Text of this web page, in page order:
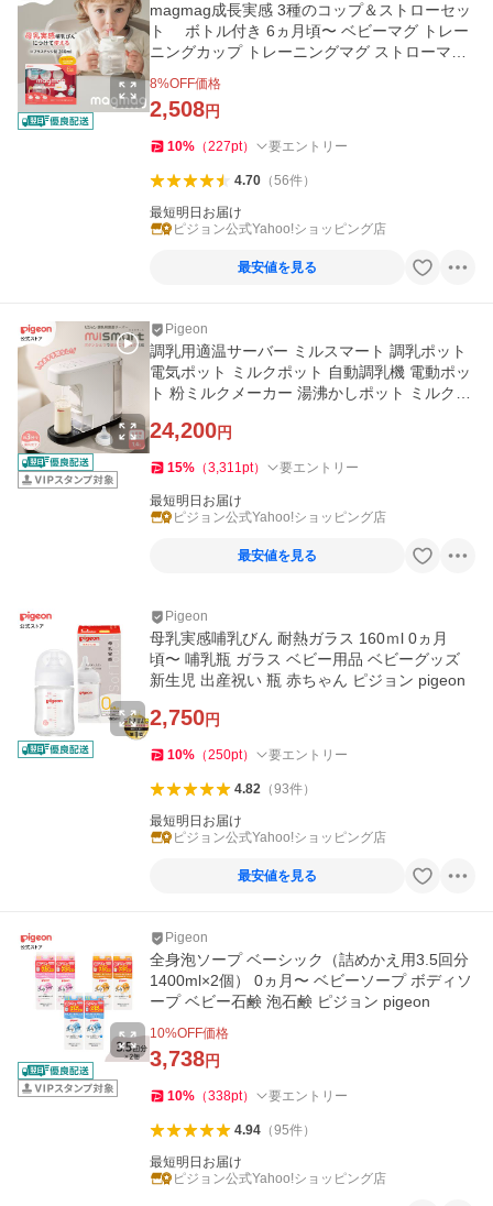
magmag成長実感 3種のコップ＆ストローセッ
ト ボトル付き 6ヵ月頃〜 ベビーマグ トレー
ニングカップ トレーニングマグ ストローマグ
8%OFF価格
2,508円
10% （227pt） 要エントリー
4.70（56件）
最短明日お届け
ピジョン公式Yahoo!ショッピング店
最安値を見る
Pigeon
調乳用適温サーバー ミルスマート 調乳ポット
電気ポット ミルクポット 自動調乳機 電動ポッ
ト 粉ミルクメーカー 湯沸かしポット ミルク作
24,200円
15% （3,311pt） 要エントリー
最短明日お届け
ピジョン公式Yahoo!ショッピング店
最安値を見る
Pigeon
母乳実感哺乳びん 耐熱ガラス 160ｍl 0ヵ月
頃〜 哺乳瓶 ガラス ベビー用品 ベビーグッズ
新生児 出産祝い 瓶 赤ちゃん ピジョン pigeon
2,750円
10% （250pt） 要エントリー
4.82（93件）
最短明日お届け
ピジョン公式Yahoo!ショッピング店
最安値を見る
Pigeon
全身泡ソープ ベーシック（詰めかえ用3.5回分
1400ml×2個） 0ヵ月〜 ベビーソープ ボディソ
ープ ベビー石鹸 泡石鹸 ピジョン pigeon
10%OFF価格
3,738円
10% （338pt） 要エントリー
4.94（95件）
最短明日お届け
ピジョン公式Yahoo!ショッピング店